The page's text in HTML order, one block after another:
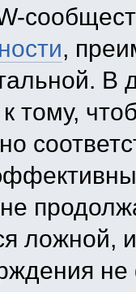
,
В
тому,
ложной,